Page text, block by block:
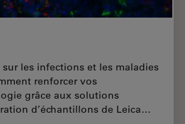
sur les infections et les maladies
renforcer vos
grâce aux solutions
d’échantillons de Leica…